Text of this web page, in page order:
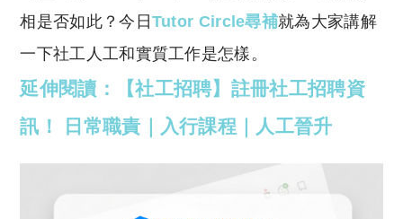
相是否如此？今日Tutor Circle尋補就為大家講解
一下社工人工和實質工作是怎樣。
延伸閱讀：【社工招聘】註冊社工招聘資
訊！ 日常職責｜入行課程｜人工晉升